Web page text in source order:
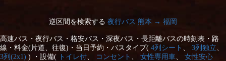
逆区間を検索する 夜行バス 熊本 → 福岡
高速バス・夜行バス・格安バス・深夜バス・長距離バスの時刻表・路
線・料金(片道、往復)・当日予約・バスタイプ( 4列シート 3列独立
3列(2x1) ) ・設備( トイレ付 コンセント 女性専用車
女性安心